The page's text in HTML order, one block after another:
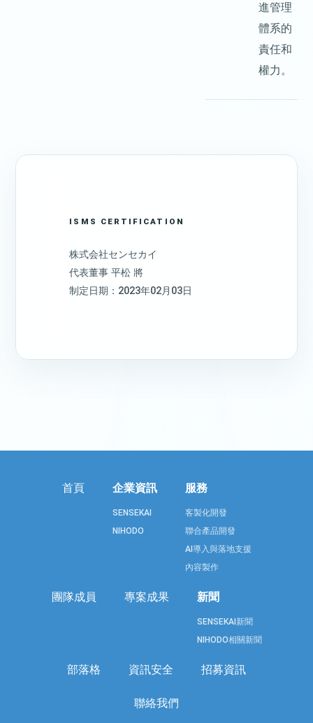
進管理
體系的
責任和
權力。
ISMS CERTIFICATION
株式会社センセカイ
代表董事 平松 將
制定日期：2023年02月03日
首頁 企業資訊
SENSEKAI
NIHODO
服務
客製化開發
聯合產品開發
AI導入與落地支援
內容製作
團隊成員 專案成果 新聞
SENSEKAI新聞
NIHODO相關新聞
部落格 資訊安全 招募資訊
聯絡我們